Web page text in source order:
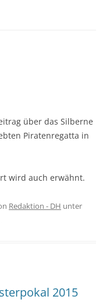
über das Silberne
Piratenregatta in
wird auch erwähnt.
Redaktion - DH unter
2015